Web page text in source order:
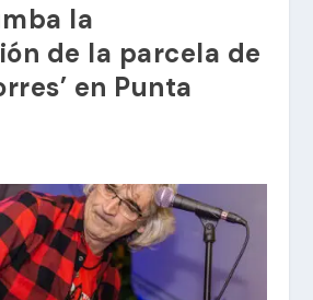
la
de la parcela de
en Punta